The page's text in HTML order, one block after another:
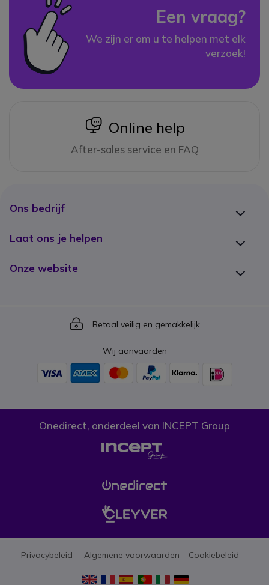
Een vraag?
We zijn er om u te helpen met elk
verzoek!
icon
Online help
After-sales service en FAQ
Ons bedrijf
Laat ons je helpen
Onze website
Icon
Betaal veilig en gemakkelijk
Wij aanvaarden
Onedirect, onderdeel van INCEPT Group
Privacybeleid Algemene voorwaarden Cookiebeleid